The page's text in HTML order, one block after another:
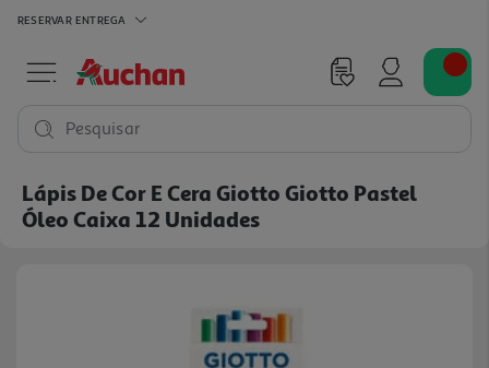
RESERVAR ENTREGA
Pesquisar
Lápis De Cor E Cera Giotto Giotto Pastel
Óleo Caixa 12 Unidades